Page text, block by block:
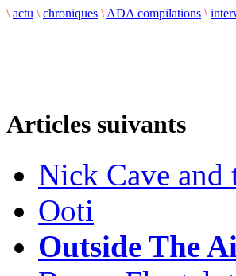
\ actu \ chroniques \ ADA compilations \
Articles suivants
Nick Cave and
Ooti
Outside The